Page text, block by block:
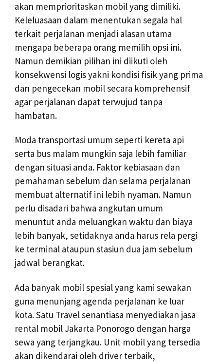
akan memprioritaskan mobil yang dimiliki.
Keleluasaan dalam menentukan segala hal
terkait perjalanan menjadi alasan utama
mengapa beberapa orang memilih opsi ini.
Namun demikian pilihan ini diikuti oleh
konsekwensi logis yakni kondisi fisik yang prima
dan pengecekan mobil secara komprehensif
agar perjalanan dapat terwujud tanpa
hambatan.
Moda transportasi umum seperti kereta api
serta bus malam mungkin saja lebih familiar
dengan situasi anda. Faktor kebiasaan dan
pemahaman sebelum dan selama perjalanan
membuat alternatif ini lebih nyaman. Namun
perlu disadari bahwa angkutan umum
menuntut anda meluangkan waktu dan biaya
lebih banyak, setidaknya anda harus rela pergi
ke terminal ataupun stasiun dua jam sebelum
jadwal berangkat.
Ada banyak mobil spesial yang kami sewakan
guna menunjang agenda perjalanan ke luar
kota. Satu Travel senantiasa menyediakan jasa
rental mobil Jakarta Ponorogo dengan harga
sewa yang terjangkau. Unit mobil yang tersedia
akan dikendarai oleh driver terbaik,